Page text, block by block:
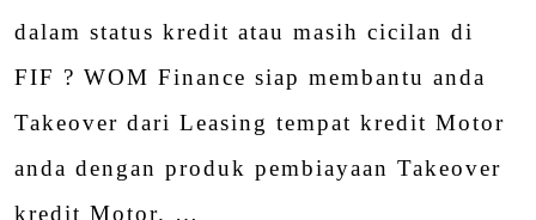
dalam status kredit atau masih cicilan di
FIF ? WOM Finance siap membantu anda
Takeover dari Leasing tempat kredit Motor
anda dengan produk pembiayaan Takeover
kredit Motor. …